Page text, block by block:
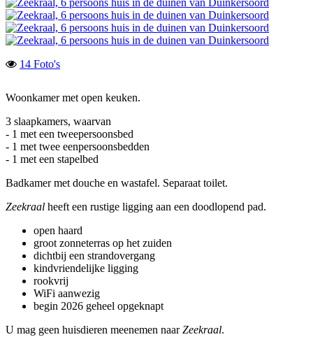
14 Foto's
Woonkamer met open keuken.
3 slaapkamers, waarvan
- 1 met een tweepersoonsbed
- 1 met twee eenpersoonsbedden
- 1 met een stapelbed
Badkamer met douche en wastafel. Separaat toilet.
Zeekraal heeft een rustige ligging aan een doodlopend pad.
open haard
groot zonneterras op het zuiden
dichtbij een strandovergang
kindvriendelijke ligging
rookvrij
WiFi aanwezig
begin 2026 geheel opgeknapt
U mag geen huisdieren meenemen naarZeekraal.